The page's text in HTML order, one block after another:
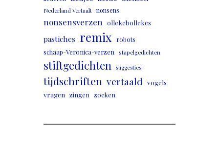
Nederland Vertaalt nonsens
nonsensverzen ollekebollekes
pastiches remix
robots
schaap-Veronica-verzen
stapelgedichten
stiftgedichten suggesties
tijdschriften vertaald vogels
vragen zingen zoeken